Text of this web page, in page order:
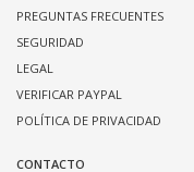
PREGUNTAS FRECUENTES
SEGURIDAD
LEGAL
VERIFICAR PAYPAL
POLÍTICA DE PRIVACIDAD
CONTACTO